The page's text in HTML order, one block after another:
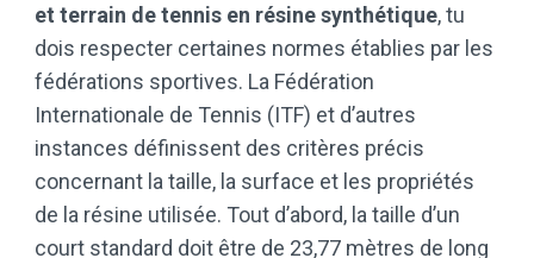
et terrain de tennis en résine synthétique, tu
dois respecter certaines normes établies par les
fédérations sportives. La Fédération
Internationale de Tennis (ITF) et d’autres
instances définissent des critères précis
concernant la taille, la surface et les propriétés
de la résine utilisée. Tout d’abord, la taille d’un
court standard doit être de 23,77 mètres de long